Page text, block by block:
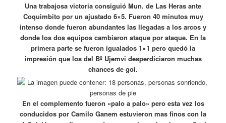
Una trabajosa victoria consiguió Mun. de Las Heras ante
Coquimbito por un ajustado 6×5. Fueron 40 minutos muy
intenso donde fueron abundantes las llegadas a los arcos y
donde los dos equipos cambiaron ataque por ataque. En la
primera parte se fueron igualados 1×1 pero quedó la
impresión que los del Bº Ujemvi desperdiciaron muchas
chances de gol.
En el complemento fueron «palo a palo» pero esta vez los
conducidos por Camilo Ganem estuvieron mas finos con la